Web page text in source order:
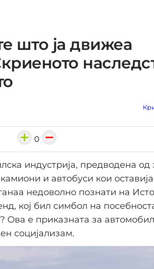
што ја движеа
0
индустрија, предводена од
и автобуси кои оставија
недоволно познати на
кој бил симбол на
Ова е приказната за
социјализам.